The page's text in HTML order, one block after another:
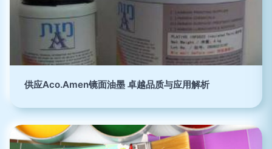
供应Aco.Amen镜面油墨 卓越品质与应用解析